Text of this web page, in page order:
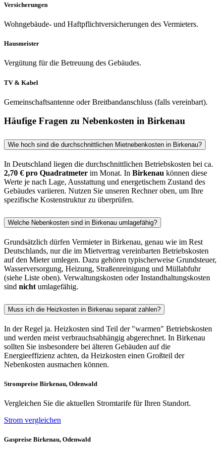
Versicherungen
Wohngebäude- und Haftpflichtversicherungen des Vermieters.
Hausmeister
Vergütung für die Betreuung des Gebäudes.
TV & Kabel
Gemeinschaftsantenne oder Breitbandanschluss (falls vereinbart).
Häufige Fragen zu Nebenkosten in Birkenau
Wie hoch sind die durchschnittlichen Mietnebenkosten in Birkenau?
In Deutschland liegen die durchschnittlichen Betriebskosten bei ca.
2,70 € pro Quadratmeter im Monat. In Birkenau können diese
Werte je nach Lage, Ausstattung und energetischem Zustand des
Gebäudes variieren. Nutzen Sie unseren Rechner oben, um Ihre
spezifische Kostenstruktur zu überprüfen.
Welche Nebenkosten sind in Birkenau umlagefähig?
Grundsätzlich dürfen Vermieter in Birkenau, genau wie im Rest
Deutschlands, nur die im Mietvertrag vereinbarten Betriebskosten
auf den Mieter umlegen. Dazu gehören typischerweise Grundsteuer,
Wasserversorgung, Heizung, Straßenreinigung und Müllabfuhr
(siehe Liste oben). Verwaltungskosten oder Instandhaltungskosten
sind nicht umlagefähig.
Muss ich die Heizkosten in Birkenau separat zahlen?
In der Regel ja. Heizkosten sind Teil der "warmen" Betriebskosten
und werden meist verbrauchsabhängig abgerechnet. In Birkenau
sollten Sie insbesondere bei älteren Gebäuden auf die
Energieeffizienz achten, da Heizkosten einen Großteil der
Nebenkosten ausmachen können.
Strompreise Birkenau, Odenwald
Vergleichen Sie die aktuellen Stromtarife für Ihren Standort.
Strom vergleichen
Gaspreise Birkenau, Odenwald